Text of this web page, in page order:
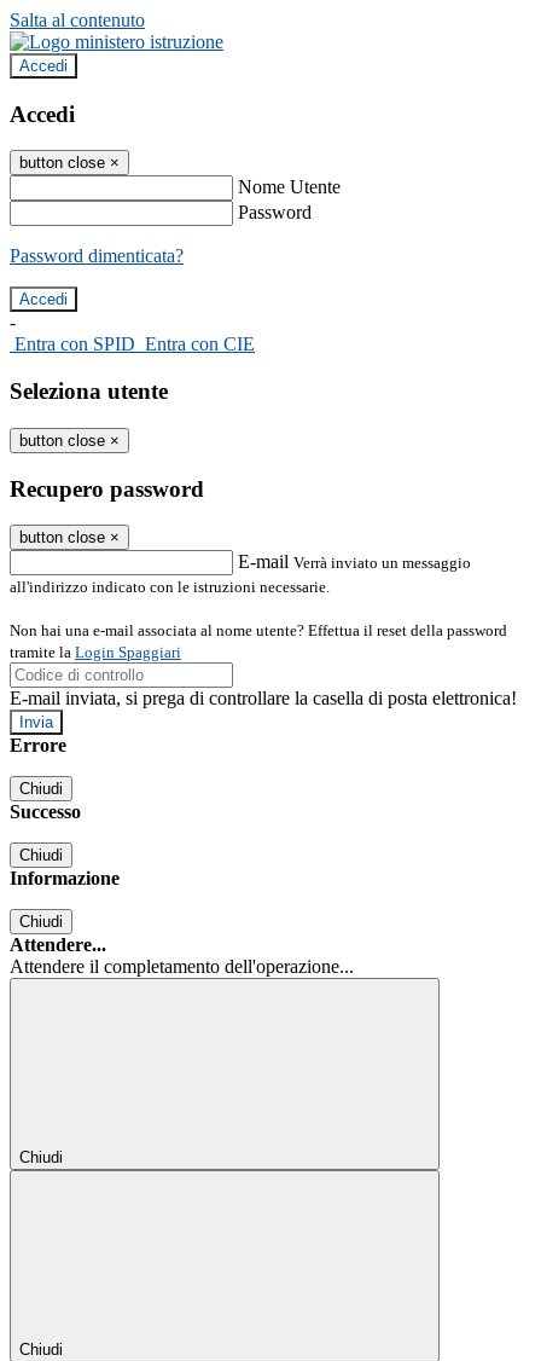
Salta al contenuto
Accedi
Accedi
button close ×
Nome Utente
Password
Password dimenticata?
-
Entra con SPID Entra con CIE
Seleziona utente
button close ×
Recupero password
button close ×
E-mail Verrà inviato un messaggio
all'indirizzo indicato con le istruzioni necessarie.
Non hai una e-mail associata al nome utente? Effettua il reset della password
tramite la Login Spaggiari
E-mail inviata, si prega di controllare la casella di posta elettronica!
Errore
Chiudi
Successo
Chiudi
Informazione
Chiudi
Attendere...
Attendere il completamento dell'operazione...
Chiudi
Chiudi